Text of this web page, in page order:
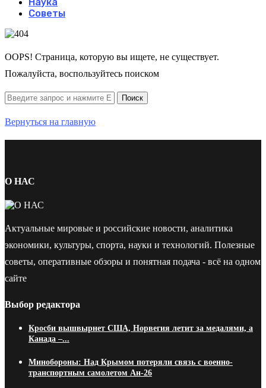
Советы
OOPS! Страница, которую вы ищете, не существует.
Пожалуйста, воспользуйтесь поиском
Вернуться на главную
О НАС
Актуальные мировые и российские новости, аналитика
экономики, культуры, спорта, науки и технологий. Полезные
советы, оперативные обзоры и понятная подача - всё на одном
сайте
Выбор редактора
Кросби вышвырнет США, Норвегия летит за медалями, а
Канада –...
Минобороны: Над Крымом потеряли связь с военно-
транспортным самолетом Ан-26